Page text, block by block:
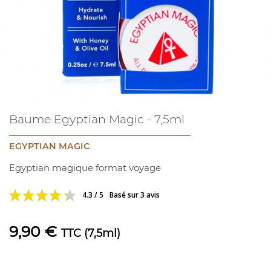
Baume Egyptian Magic - 7,5ml
EGYPTIAN MAGIC
Egyptian magique format voyage
4.3 / 5 Basé sur 3 avis
9,90 € TTC (7,5ml)